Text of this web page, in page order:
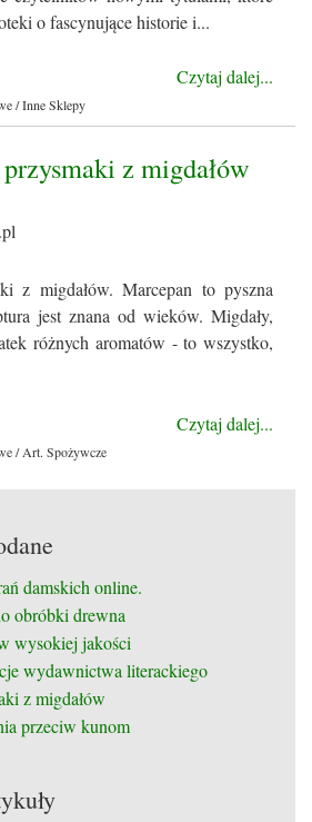
o fascynujące historie i...
Czytaj dalej...
/ Inne Sklepy
przysmaki z migdałów
z migdałów. Marcepan to pyszna
jest znana od wieków. Migdały,
różnych aromatów - to wszystko,
Czytaj dalej...
/ Art. Spożywcze
damskich online.
obróbki drewna
wysokiej jakości
wydawnictwa literackiego
z migdałów
przeciw kunom